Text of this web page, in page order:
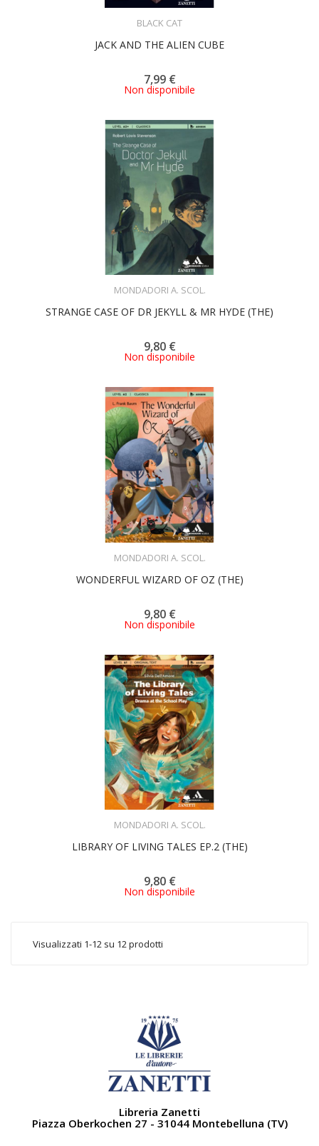
BLACK CAT
JACK AND THE ALIEN CUBE
7,99 €
Non disponibile
MONDADORI A. SCOL.
STRANGE CASE OF DR JEKYLL & MR HYDE (THE)
9,80 €
Non disponibile
MONDADORI A. SCOL.
WONDERFUL WIZARD OF OZ (THE)
9,80 €
Non disponibile
MONDADORI A. SCOL.
LIBRARY OF LIVING TALES EP.2 (THE)
9,80 €
Non disponibile
Visualizzati 1-12 su 12 prodotti
Libreria Zanetti
Piazza Oberkochen 27 - 31044 Montebelluna (TV)